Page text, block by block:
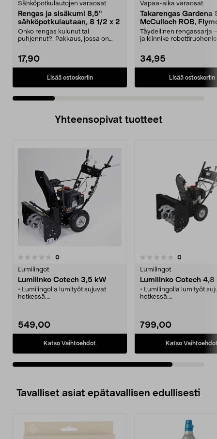
Sähköpotkulautojen varaosat
Rengas ja sisäkumi 8,5"
sähköpotkulautaan, 8 1/2 x 2
Onko rengas kulunut tai
puhjennut?. Pakkaus, jossa on
17,90
Lisää ostoskoriin
Vapaa-aika varaosat
Takarengas Gardena
McCulloch ROB,
Easilife
Täydellinen rengassarja
ja kiinnike
34,95
Lisää ostoskoriin
Yhteensopivat tuotteet
0arvostelut
Lumilingot
Lumilinko Cotech 3,5 kW
• Lumilingolla lumityöt sujuvat
hetkessä.
pyörää takaavat hyvät ajo-
ominaisuudet.
• Bensiinikäyttöinen 4-
primer-pumppu.
549,00
Katso Vaihtoehdot
0.0 viidestä
0arvostelut
Lumilingot
Lumilinko Cotech 4,8
• Lumilingolla lumityöt
hetkessä.
pyörää takaavat hyvät
ominaisuudet.
• Bensiinikäyttöinen 4-
sähkökäynnistys ja
• Lamppu helpottaa
799,00
Katso
Tavalliset asiat epätavallisen edullisesti